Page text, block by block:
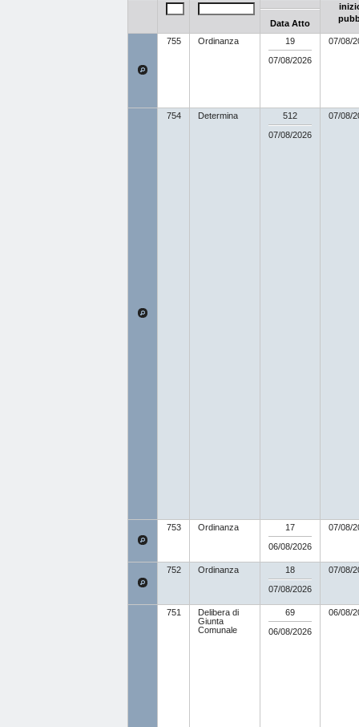
Data Atto
755 Ordinanza
19
07/08/2026
07/08/
754 Determina
512
07/08/2026
07/08/
753 Ordinanza
17
06/08/2026
07/08/
752 Ordinanza
18
07/08/2026
07/08/
751
Delibera di
Giunta
Comunale
69
06/08/2026
06/08/